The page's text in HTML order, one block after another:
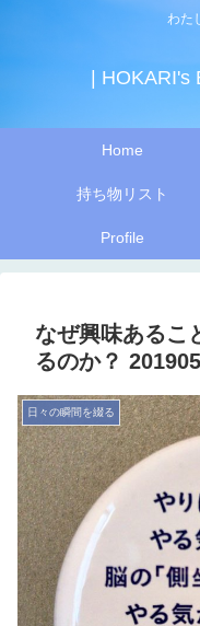
わた
|
Home
持ち物リスト
Profile
なぜ興味あるこ
るのか？
日々の瞬間を綴る